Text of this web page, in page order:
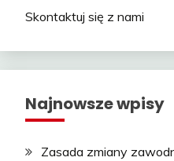
Skontaktuj się z nami
Najnowsze wpisy
Zasada zmiany